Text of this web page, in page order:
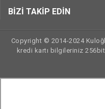
BİZİ TAKİP EDİN
Copyright © 2014-2024
kredi kartı bilgileriniz